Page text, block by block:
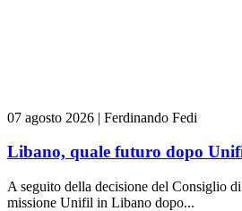
07 agosto 2026 | Ferdinando Fedi
Libano, quale futuro dopo
A seguito della decisione del Consiglio
missione Unifil in Libano dopo...